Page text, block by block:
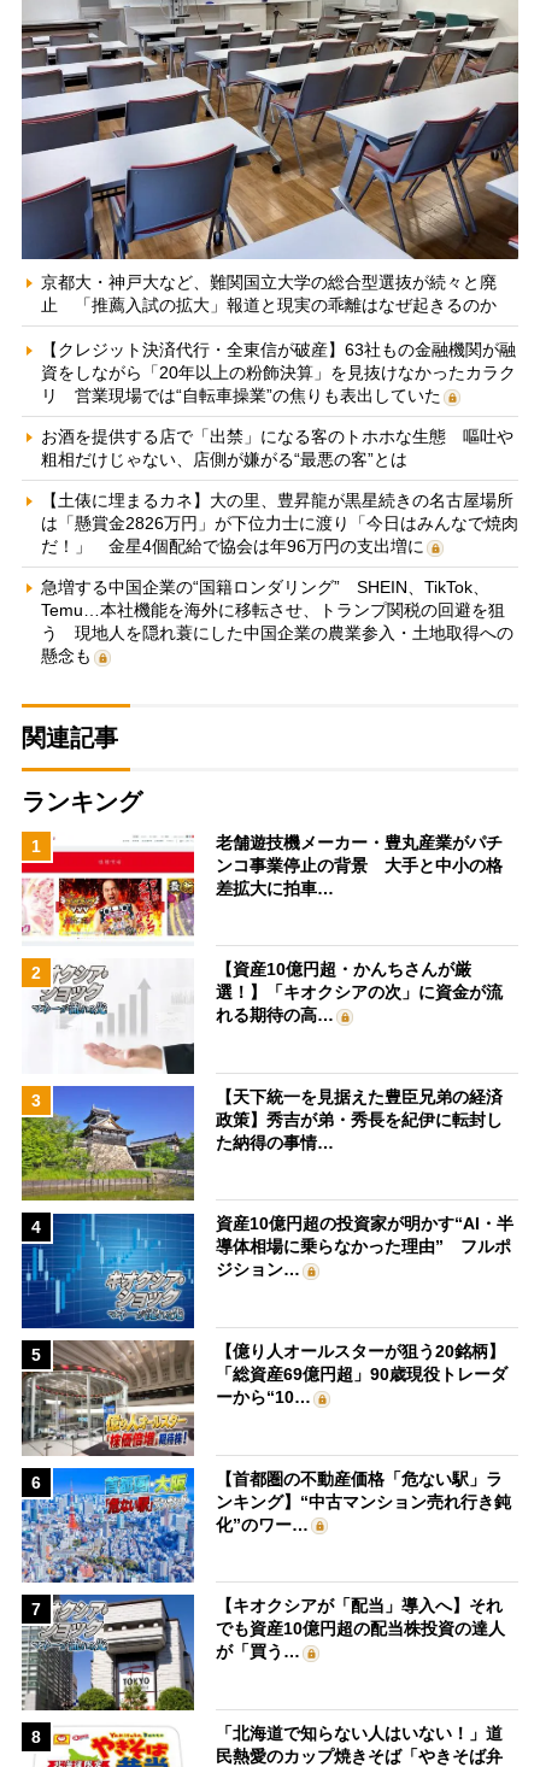
京都大・神戸大など、難関国立大学の総合型選抜が続々と廃
止 「推薦入試の拡大」報道と現実の乖離はなぜ起きるのか
【クレジット決済代行・全東信が破産】63社もの金融機関が融
資をしながら「20年以上の粉飾決算」を見抜けなかったカラク
リ 営業現場では“自転車操業”の焦りも表出していた
お酒を提供する店で「出禁」になる客のトホホな生態 嘔吐や
粗相だけじゃない、店側が嫌がる“最悪の客”とは
【土俵に埋まるカネ】大の里、豊昇龍が黒星続きの名古屋場所
は「懸賞金2826万円」が下位力士に渡り「今日はみんなで焼肉
だ！」 金星4個配給で協会は年96万円の支出増に
急増する中国企業の“国籍ロンダリング” SHEIN、TikTok、
Temu…本社機能を海外に移転させ、トランプ関税の回避を狙
う 現地人を隠れ蓑にした中国企業の農業参入・土地取得への
懸念も
関連記事
ランキング
1
老舗遊技機メーカー・豊丸産業がパチ
ンコ事業停止の背景 大手と中小の格
差拡大に拍車…
2
【資産10億円超・かんちさんが厳
選！】「キオクシアの次」に資金が流
れる期待の高…
3
【天下統一を見据えた豊臣兄弟の経済
政策】秀吉が弟・秀長を紀伊に転封し
た納得の事情…
4
資産10億円超の投資家が明かす“AI・半
導体相場に乗らなかった理由” フルポ
ジション…
5
【億り人オールスターが狙う20銘柄】
「総資産69億円超」90歳現役トレーダ
ーから“10…
6
【首都圏の不動産価格「危ない駅」ラ
ンキング】“中古マンション売れ行き鈍
化”のワー…
7
【キオクシアが「配当」導入へ】それ
でも資産10億円超の配当株投資の達人
が「買う…
8
「北海道で知らない人はいない！」道
民熱愛のカップ焼きそば「やきそば弁